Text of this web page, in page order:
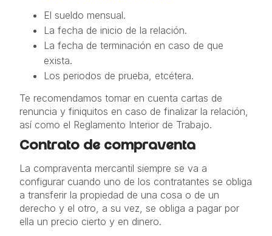
El sueldo mensual.
La fecha de inicio de la relación.
La fecha de terminación en caso de que
exista.
Los periodos de prueba, etcétera.
Te recomendamos tomar en cuenta cartas de
renuncia y finiquitos en caso de finalizar la relación,
así como el Reglamento Interior de Trabajo.
Contrato de compraventa
La compraventa mercantil siempre se va a
configurar cuando uno de los contratantes se obliga
a transferir la propiedad de una cosa o de un
derecho y el otro, a su vez, se obliga a pagar por
ella un precio cierto y en dinero.